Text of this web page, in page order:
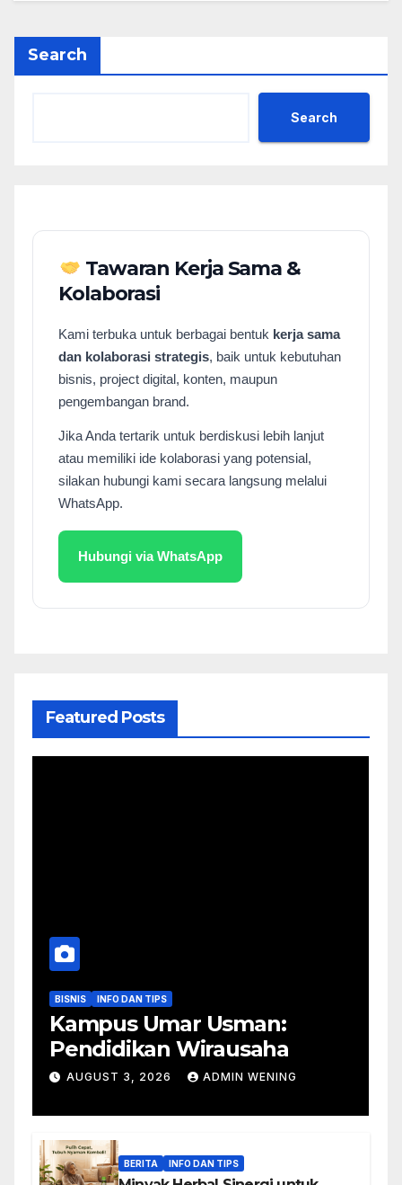
Search
Search
Tawaran Kerja Sama &
Kolaborasi
Kami terbuka untuk berbagai bentuk kerja sama
dan kolaborasi strategis, baik untuk kebutuhan
bisnis, project digital, konten, maupun
pengembangan brand.
Jika Anda tertarik untuk berdiskusi lebih lanjut
atau memiliki ide kolaborasi yang potensial,
silakan hubungi kami secara langsung melalui
WhatsApp.
Hubungi via WhatsApp
Featured Posts
BISNIS INFO DAN TIPS
Kampus Umar Usman:
Pendidikan Wirausaha
AUGUST 3, 2026 ADMIN WENING
BERITA INFO DAN TIPS